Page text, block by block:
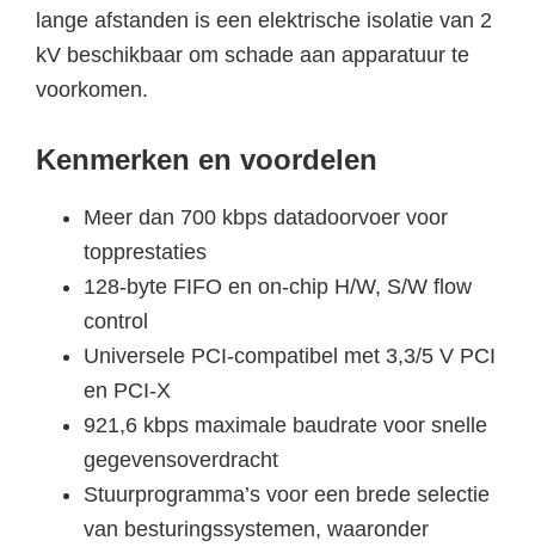
lange afstanden is een elektrische isolatie van 2
kV beschikbaar om schade aan apparatuur te
voorkomen.
Kenmerken en voordelen
Meer dan 700 kbps datadoorvoer voor
topprestaties
128-byte FIFO en on-chip H/W, S/W flow
control
Universele PCI-compatibel met 3,3/5 V PCI
en PCI-X
921,6 kbps maximale baudrate voor snelle
gegevensoverdracht
Stuurprogramma’s voor een brede selectie
van besturingssystemen, waaronder